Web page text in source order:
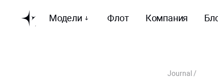
Модели Флот Компания
Journal /